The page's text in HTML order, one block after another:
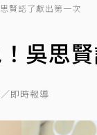
賢認了獻出第一次
吳思
即時報導